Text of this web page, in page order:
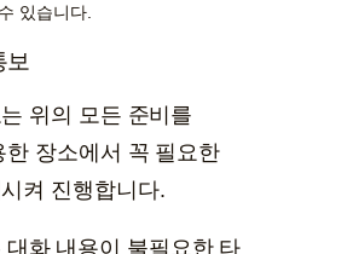
있습니다.
보
위의 모든 준비를
한 장소에서 꼭 필요한
켜 진행합니다.
대화 내용이 불필요한 타